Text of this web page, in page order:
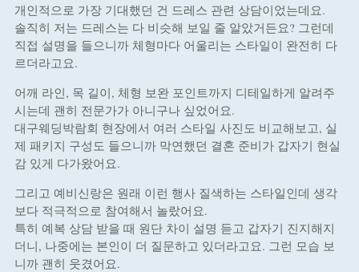
개인적으로 가장 기대했던 건 드레스 관련 상담이었는데요.
솔직히 저는 드레스는 다 비슷해 보일 줄 알았거든요? 그런데
직접 설명을 들으니까 체형마다 어울리는 스타일이 완전히 다
르더라고요.
어깨 라인, 목 길이, 체형 보완 포인트까지 디테일하게 알려주
시는데 괜히 전문가가 아니구나 싶었어요.
대구웨딩박람회 현장에서 여러 스타일 사진도 비교해보고, 실
제 패키지 구성도 들으니까 막연했던 결혼 준비가 갑자기 현실
감 있게 다가왔어요.
그리고 예비신랑은 원래 이런 행사 질색하는 스타일인데 생각
보다 적극적으로 참여해서 놀랐어요.
특히 예복 상담 받을 때 원단 차이 설명 듣고 갑자기 진지해지
더니, 나중에는 본인이 더 질문하고 있더라고요. 그런 모습 보
니까 괜히 웃겼어요.